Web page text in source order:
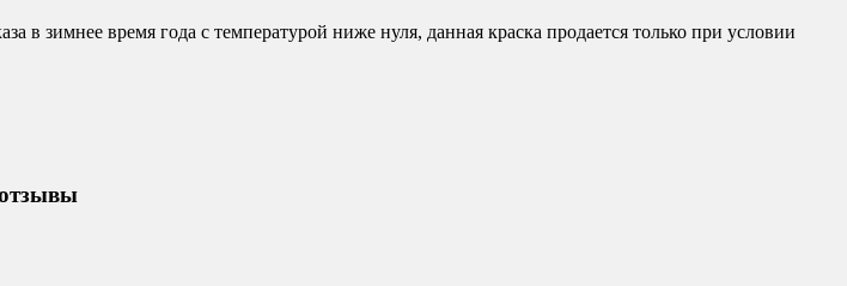
в зимнее время года с температурой ниже нуля, данная краска продается только при условии